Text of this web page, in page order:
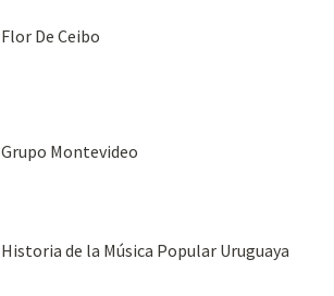
Flor De Ceibo
Grupo Montevideo
Historia de la Música Popular Uruguaya